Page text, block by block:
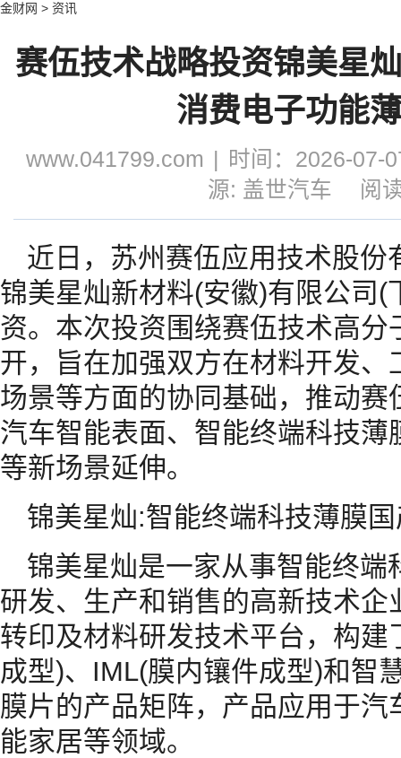
金财网 > 资讯
赛伍技术战略投资锦美星
消费电子功能
www.041799.com
时间：2026-07-
源: 盖世汽车
阅
近日，苏州赛伍应用技术股
锦美星灿新材料(安徽)有限公司(
资。本次投资围绕赛伍技术高
开，旨在加强双方在材料开发
场景等方面的协同基础，推动
汽车智能表面、智能终端科技
等新场景延伸。
锦美星灿:智能终端科技薄膜
锦美星灿是一家从事智能终
研发、生产和销售的高新技术
转印及材料研发技术平台，构
成型)、IML(膜内镶件成型)和智
膜片的产品矩阵，产品应用于
能家居等领域。